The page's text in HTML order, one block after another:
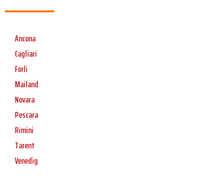
Ancona
Cagliari
Forli
Mailand
Novara
Pescara
Rimini
Tarent
Venedig